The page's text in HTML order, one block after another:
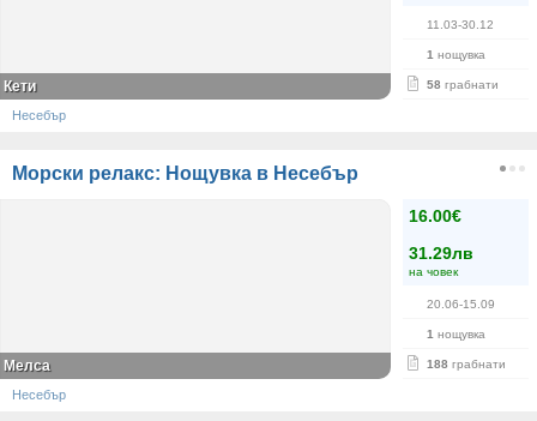
11.03-30.12
1 нощувка
58 грабнати
Кети
Несебър
Морски релакс: Нощувка в Несебър
16.00€
31.29лв
на човек
20.06-15.09
1 нощувка
188 грабнати
Мелса
Несебър